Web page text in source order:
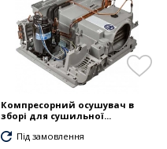
Компресорний осушувач в
зборі для сушильної...
Під замовлення